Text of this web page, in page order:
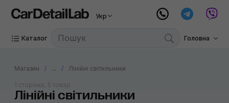
Укр
Каталог Головна
Магазин ... Лінійні світильники
Лінійні світильники
1 сторінка, 5 товар